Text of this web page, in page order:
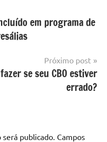
em programa de
Próximo post
se seu CBO estiver
errado?
publicado. Campos